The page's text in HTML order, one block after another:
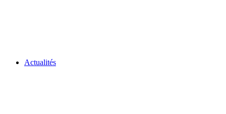
Actualités